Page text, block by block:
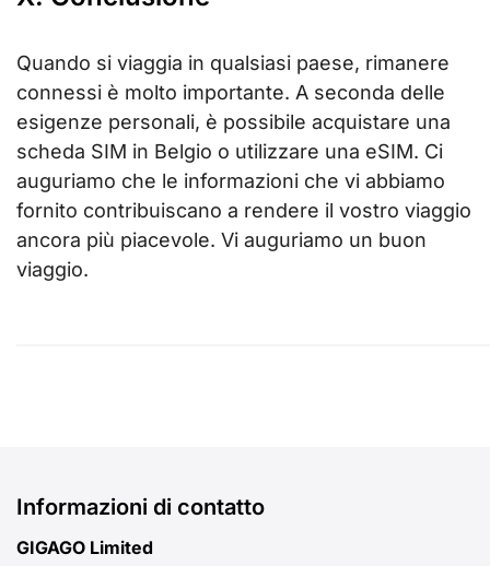
Quando si viaggia in qualsiasi paese, rimanere
connessi è molto importante. A seconda delle
esigenze personali, è possibile acquistare una
scheda SIM in Belgio o utilizzare una eSIM. Ci
auguriamo che le informazioni che vi abbiamo
fornito contribuiscano a rendere il vostro viaggio
ancora più piacevole. Vi auguriamo un buon
viaggio.
Informazioni di contatto
GIGAGO Limited